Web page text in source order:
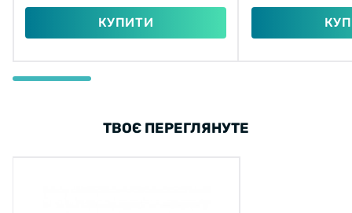
КУПИТИ
ТВОЄ ПЕРЕГЛЯНУТЕ